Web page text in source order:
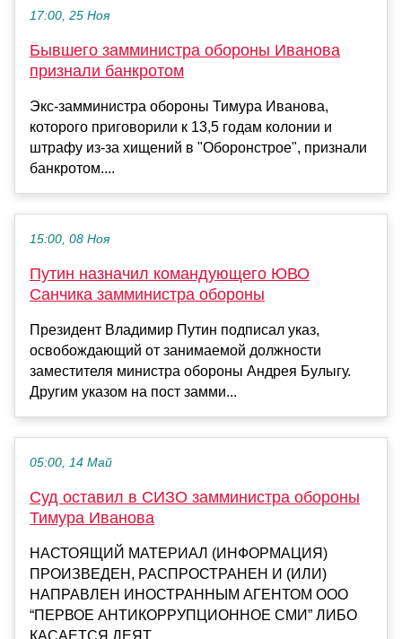
17:00, 25 Ноя
Бывшего замминистра обороны Иванова
признали банкротом
Экс-замминистра обороны Тимура Иванова,
которого приговорили к 13,5 годам колонии и
штрафу из-за хищений в "Оборонстрое", признали
банкротом....
15:00, 08 Ноя
Путин назначил командующего ЮВО
Санчика замминистра обороны
Президент Владимир Путин подписал указ,
освобождающий от занимаемой должности
заместителя министра обороны Андрея Булыгу.
Другим указом на пост замми...
05:00, 14 Май
Суд оставил в СИЗО замминистра обороны
Тимура Иванова
НАСТОЯЩИЙ МАТЕРИАЛ (ИНФОРМАЦИЯ)
ПРОИЗВЕДЕН, РАСПРОСТРАНЕН И (ИЛИ)
НАПРАВЛЕН ИНОСТРАННЫМ АГЕНТОМ ООО
“ПЕРВОЕ АНТИКОРРУПЦИОННОЕ СМИ” ЛИБО
КАСАЕТСЯ ДЕЯТ...